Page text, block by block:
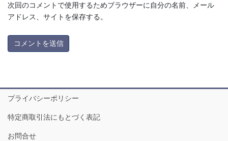
次回のコメントで使用するためブラウザーに自分の名前、メール
アドレス、サイトを保存する。
プライバシーポリシー
特定商取引法にもとづく表記
お問合せ